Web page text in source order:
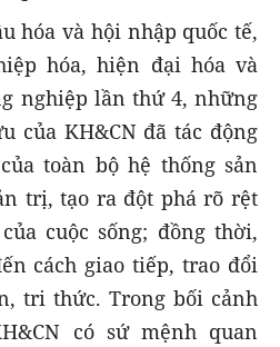
hóa và hội nhập quốc tế,
hóa, hiện đại hóa và
nghiệp lần thứ 4, những
của KH&CN đã tác động
toàn bộ hệ thống sản
trị, tạo ra đột phá rõ rệt
cuộc sống; đồng thời,
cách giao tiếp, trao đổi
tri thức. Trong bối cảnh
có sứ mệnh quan